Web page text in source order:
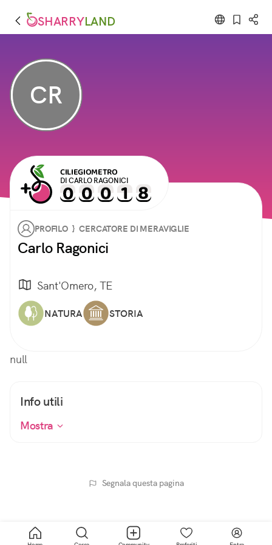
SHARRYLAND
CR
CILIEGIOMETRO
DI CARLO RAGONICI
PROFILO } CERCATORE DI MERAVIGLIE
Carlo Ragonici
Sant'Omero, TE
NATURA STORIA
null
Info utili
Mostra
Segnala questa pagina